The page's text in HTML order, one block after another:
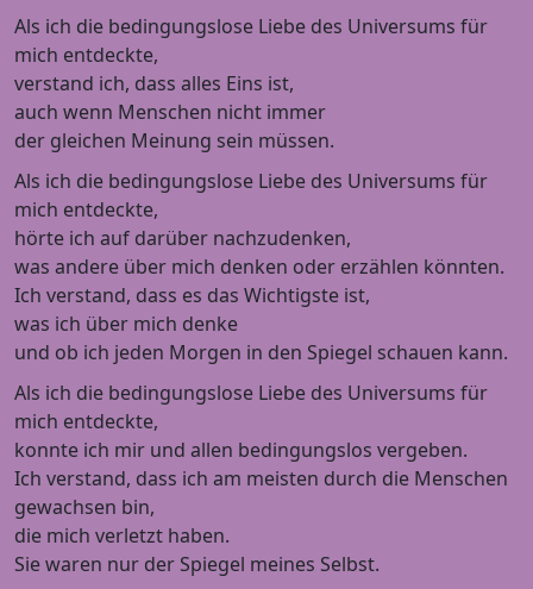
Als ich die bedingungslose Liebe des Universums für
mich entdeckte,
verstand ich, dass alles Eins ist,
auch wenn Menschen nicht immer
der gleichen Meinung sein müssen.
Als ich die bedingungslose Liebe des Universums für
mich entdeckte,
hörte ich auf darüber nachzudenken,
was andere über mich denken oder erzählen könnten.
Ich verstand, dass es das Wichtigste ist,
was ich über mich denke
und ob ich jeden Morgen in den Spiegel schauen kann.
Als ich die bedingungslose Liebe des Universums für
mich entdeckte,
konnte ich mir und allen bedingungslos vergeben.
Ich verstand, dass ich am meisten durch die Menschen
gewachsen bin,
die mich verletzt haben.
Sie waren nur der Spiegel meines Selbst.